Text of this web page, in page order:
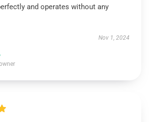
and operates without any
Nov 1, 2024